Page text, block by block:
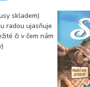
skladem)
radou ujasňuje
či v čem nám